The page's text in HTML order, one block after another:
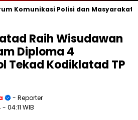
Polisi dan Masyarakat
Raih Wisudawan
Diploma 4
Tekad Kodiklatad TP
- Reporter
- 04:11 WIB